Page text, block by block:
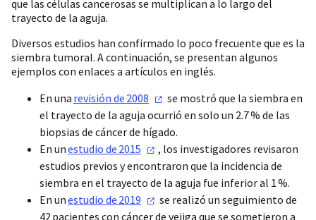
que las células cancerosas se multiplican a lo largo del
trayecto de la aguja.
Diversos estudios han confirmado lo poco frecuente que es la
siembra tumoral. A continuación, se presentan algunos
ejemplos con enlaces a artículos en inglés.
En una revisión de 2008
se mostró que la siembra en
el trayecto de la aguja ocurrió en solo un 2.7 % de las
biopsias de cáncer de hígado.
En unestudio de 2015
, los investigadores revisaron
estudios previos y encontraron que la incidencia de
siembra en el trayecto de la aguja fue inferior al 1 %.
En unestudio de 2019
se realizó un seguimiento de
42 pacientes con cáncer de vejiga que se sometieron a